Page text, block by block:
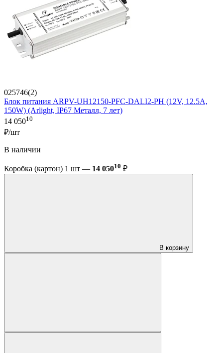
025746(2)
Блок питания ARPV-UH12150-PFC-DALI2-PH (12V, 12.5A,
150W) (Arlight, IP67 Металл, 7 лет)
14 05010
₽/шт
В наличии
Коробка (картон) 1 шт — 14 05010 ₽
В корзину